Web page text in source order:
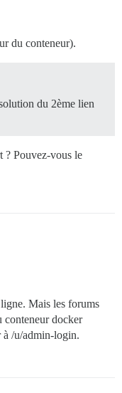
du conteneur).
du 2ème lien
? Pouvez-vous le
Mais les forums
conteneur docker
à /u/admin-login.